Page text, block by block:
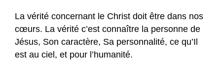
La vérité concernant le Christ doit être dans nos
cœurs. La vérité c’est connaître la personne de
Jésus, Son caractère, Sa personnalité, ce qu’Il
est au ciel, et pour l’humanité.